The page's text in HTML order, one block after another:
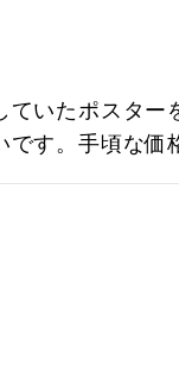
いたポスタ
す。手頃な価